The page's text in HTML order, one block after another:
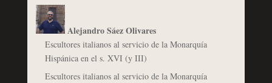
Alejandro Sáez Olivares
Escultores italianos al servicio de la Monarquía
Hispánica en el s. XVI (y III)
Escultores italianos al servicio de la Monarquía